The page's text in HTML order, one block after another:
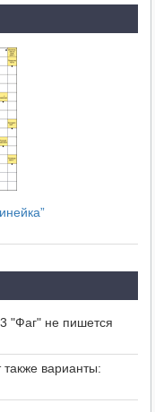
"Фаг" не пишется
также варианты: